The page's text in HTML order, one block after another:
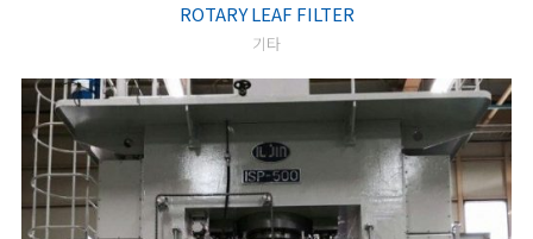
ROTARY LEAF FILTER
기타